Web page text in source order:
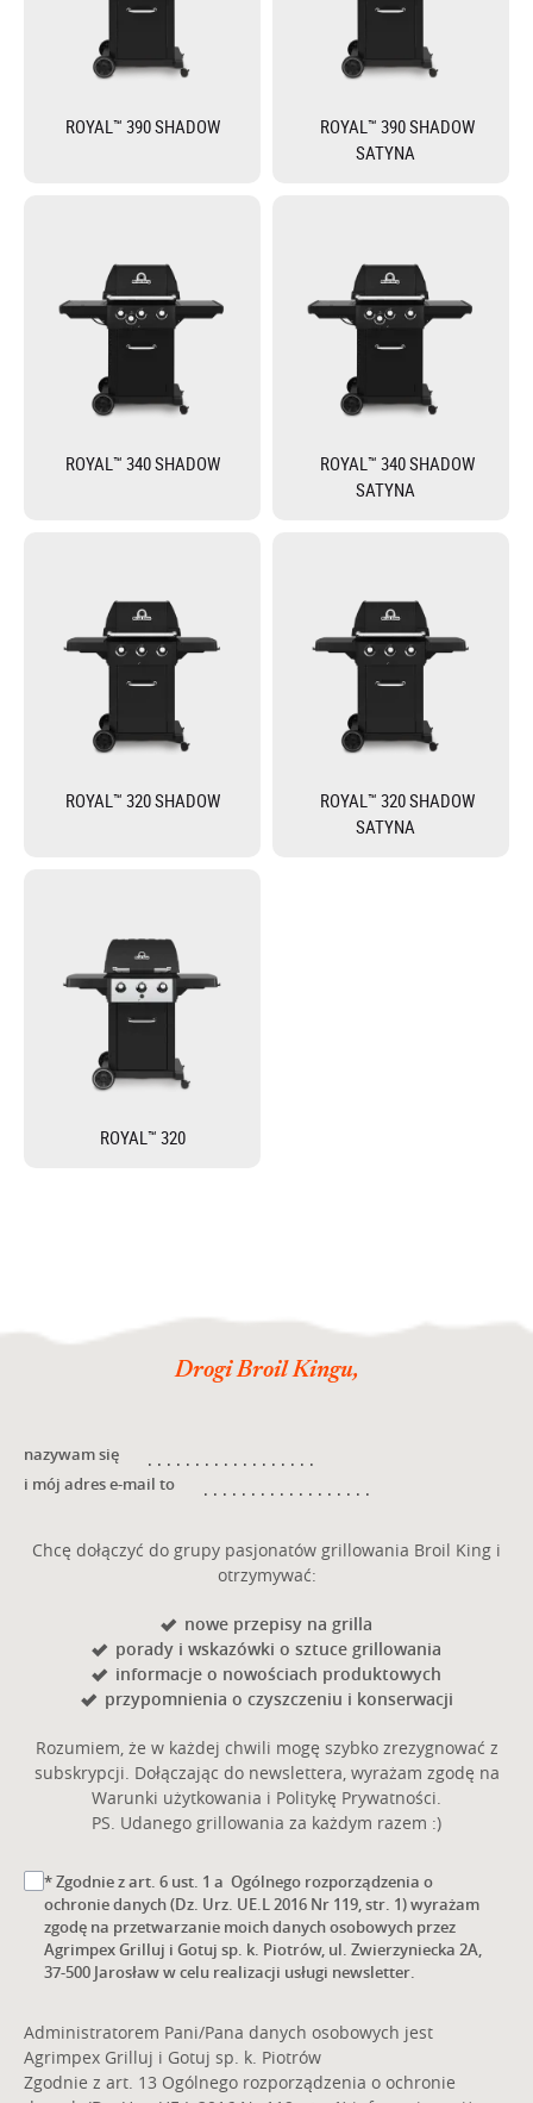
ROYAL™ 390 SHADOW
ROYAL™ 390 SHADOW
SATYNA
ROYAL™ 340 SHADOW
ROYAL™ 340 SHADOW
SATYNA
ROYAL™ 320 SHADOW
ROYAL™ 320 SHADOW
SATYNA
ROYAL™ 320
Drogi Broil Kingu,
nazywam się
i mój adres e-mail to
Chcę dołączyć do grupy pasjonatów grillowania Broil King i
otrzymywać:
nowe przepisy na grilla
porady i wskazówki o sztuce grillowania
informacje o nowościach produktowych
przypomnienia o czyszczeniu i konserwacji
Rozumiem, że w każdej chwili mogę szybko zrezygnować z
subskrypcji. Dołączając do newslettera, wyrażam zgodę na
Warunki użytkowania i Politykę Prywatności.
PS. Udanego grillowania za każdym razem :)
* Zgodnie z art. 6 ust. 1 a Ogólnego rozporządzenia o
ochronie danych (Dz. Urz. UE.L 2016 Nr 119, str. 1) wyrażam
zgodę na przetwarzanie moich danych osobowych przez
Agrimpex Grilluj i Gotuj sp. k. Piotrów, ul. Zwierzyniecka 2A,
37-500 Jarosław w celu realizacji usługi newsletter.
Administratorem Pani/Pana danych osobowych jest
Agrimpex Grilluj i Gotuj sp. k. Piotrów
Zgodnie z art. 13 Ogólnego rozporządzenia o ochronie